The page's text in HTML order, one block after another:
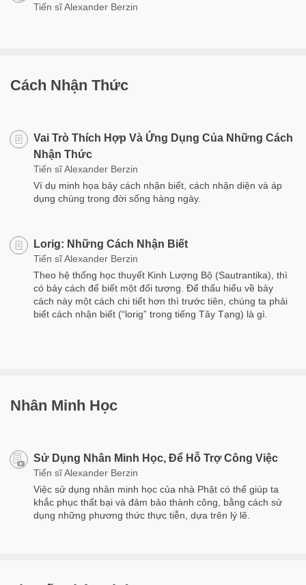
Tiến sĩ Alexander Berzin
Cách Nhận Thức
Vai Trò Thích Hợp Và Ứng Dụng Của Những Cách
Nhận Thức
Tiến sĩ Alexander Berzin
Ví dụ minh họa bảy cách nhận biết, cách nhận diện và áp
dụng chúng trong đời sống hàng ngày.
Lorig: Những Cách Nhận Biết
Tiến sĩ Alexander Berzin
Theo hệ thống học thuyết Kinh Lượng Bộ (Sautrantika), thì
có bảy cách để biết một đối tượng. Để thấu hiểu về bảy
cách này một cách chi tiết hơn thì trước tiên, chúng ta phải
biết cách nhận biết (“lorig” trong tiếng Tây Tạng) là gì.
Nhân Minh Học
Sử Dụng Nhân Minh Học, Để Hỗ Trợ Công Việc
Tiến sĩ Alexander Berzin
Việc sử dụng nhân minh học của nhà Phật có thể giúp ta
khắc phục thất bại và đảm bảo thành công, bằng cách sử
dụng những phương thức thực tiễn, dựa trên lý lẽ.